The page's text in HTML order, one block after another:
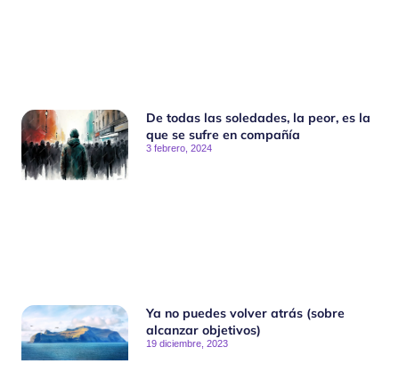
De todas las soledades, la peor, es la
que se sufre en compañía
3 febrero, 2024
Ya no puedes volver atrás (sobre
alcanzar objetivos)
19 diciembre, 2023